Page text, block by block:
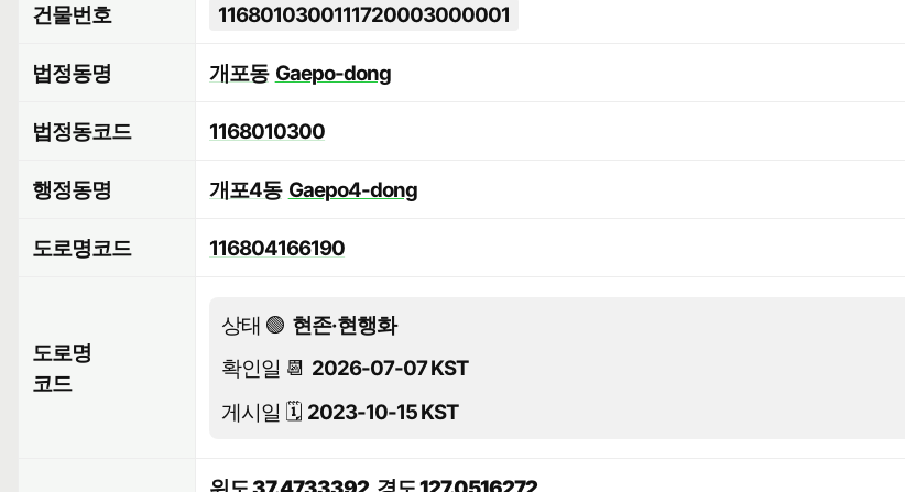
건물번호 1168010300111720003000001
법정동명 개포동 Gaepo-dong
법정동코드 1168010300
행정동명 개포4동 Gaepo4-dong
도로명코드 116804166190
도로명
코드
상태 🟢 현존·현행화
확인일 📆 2026-07-07 KST
게시일 🗓️ 2023-10-15 KST